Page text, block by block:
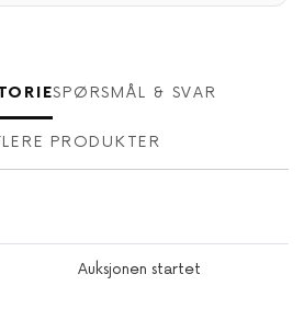
SPØRSMÅL & SVAR
PRODUKTER
Auksjonen startet